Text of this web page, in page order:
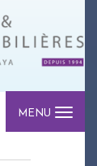
MENU